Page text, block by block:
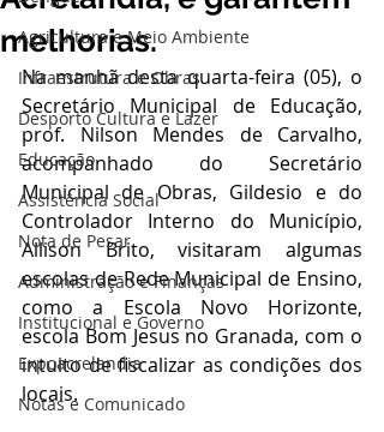
Agricultura e Meio Ambiente
Infraestrutura e Obras
Desporto Cultura e Lazer
Educação
Assistência Social
Nota de Pesar
Administração e Finanças
Institucional e Governo
Expoacrelandia
Notas e Comunicado
melhorias.
Na manhã desta quarta-feira (05), o
Secretário Municipal de Educação,
prof. Nilson Mendes de Carvalho,
acompanhado do Secretário
Municipal de Obras, Gildesio e do
Controlador Interno do Município,
Allison Brito, visitaram algumas
escolas de Rede Municipal de Ensino,
como a Escola Novo Horizonte,
escola Bom Jesus no Granada, com o
intuito de fiscalizar as condições dos
locais.